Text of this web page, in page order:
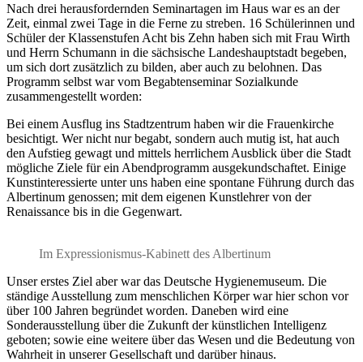
Nach drei herausfordernden Seminartagen im Haus war es an der
Zeit, einmal zwei Tage in die Ferne zu streben. 16 Schülerinnen und
Schüler der Klassenstufen Acht bis Zehn haben sich mit Frau Wirth
und Herrn Schumann in die sächsische Landeshauptstadt begeben,
um sich dort zusätzlich zu bilden, aber auch zu belohnen. Das
Programm selbst war vom Begabtenseminar Sozialkunde
zusammengestellt worden:
Bei einem Ausflug ins Stadtzentrum haben wir die Frauenkirche
besichtigt. Wer nicht nur begabt, sondern auch mutig ist, hat auch
den Aufstieg gewagt und mittels herrlichem Ausblick über die Stadt
mögliche Ziele für ein Abendprogramm ausgekundschaftet. Einige
Kunstinteressierte unter uns haben eine spontane Führung durch das
Albertinum genossen; mit dem eigenen Kunstlehrer von der
Renaissance bis in die Gegenwart.
Im Expressionismus-Kabinett des Albertinum
Unser erstes Ziel aber war das Deutsche Hygienemuseum. Die
ständige Ausstellung zum menschlichen Körper war hier schon vor
über 100 Jahren begründet worden. Daneben wird eine
Sonderausstellung über die Zukunft der künstlichen Intelligenz
geboten; sowie eine weitere über das Wesen und die Bedeutung von
Wahrheit in unserer Gesellschaft und darüber hinaus.